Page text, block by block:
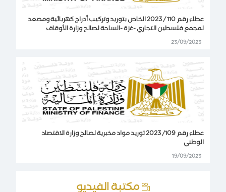
عطاء رقم 110 / 2023 الخاص بتوريد وتركيب أدراج كهربائية ومصعد
لمجمع فلسطين التجاري -غزة -الساحة لصالح وزارة الأوقاف
23/09/2023
عطاء رقم 109/ 2023 توريد مواد مخبرية لصالح وزارة الاقتصاد
الوطني
19/09/2023